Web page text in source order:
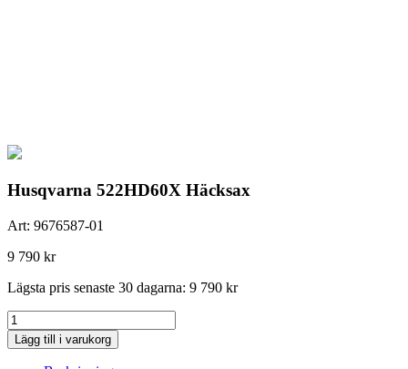
Husqvarna 522HD60X Häcksax
Art: 9676587-01
9 790 kr
Lägsta pris senaste 30 dagarna: 9 790 kr
Husqvarna
522HD60X
Häcksax
Lägg till i varukorg